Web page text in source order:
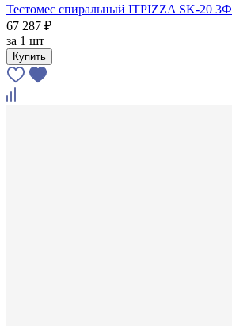
Тестомес спиральный ITPIZZA SK-20 3Ф
67 287 ₽
за 1 шт
Купить